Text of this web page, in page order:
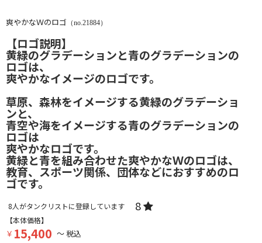
爽やかなＷのロゴ （no.21884）
【ロゴ説明】
黄緑のグラデーションと青のグラデーションの
ロゴは、
爽やかなイメージのロゴです。
草原、森林をイメージする黄緑のグラデーショ
ンと、
青空や海をイメージする青のグラデーションの
ロゴは
爽やかなロゴです。
黄緑と青を組み合わせた爽やかなＷのロゴは、
教育、スポーツ関係、団体などにおすすめのロ
ゴです。
8人がタンクリストに登録しています 8
【本体価格】
￥ 15,400 ～ 税込